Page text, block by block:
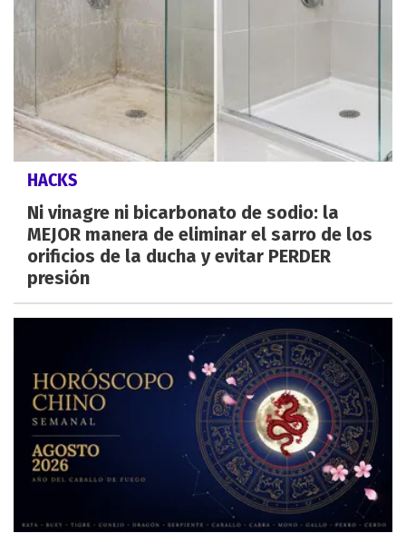
HACKS
Ni vinagre ni bicarbonato de sodio: la
MEJOR manera de eliminar el sarro de los
orificios de la ducha y evitar PERDER
presión